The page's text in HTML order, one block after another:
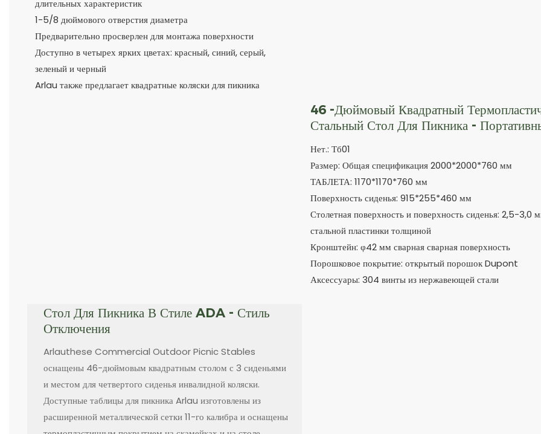
длительных характеристик
1-5/8 дюймового отверстия диаметра
Предварительно просверлен для монтажа поверхности
Доступно в четырех ярких цветах: красный, синий, серый,
зеленый и черный
Arlau также предлагает квадратные коляски для пикника
46 -дюймовый Квадратный
Стальный Стол Для Пикника -
Нет.: Тб01
Размер: Общая спецификация 2000*2000*760 мм
ТАБЛЕТА: 1170*1170*760 мм
Поверхность сиденья: 915*255*460 мм
Столетная поверхность и поверхность сиденья: 2,5-3,0
стальной пластинки толщиной
Кронштейн: φ42 мм сварная сварная поверхность
Порошковое покрытие: открытый порошок Dupont
Аксессуары: 304 винты из нержавеющей стали
Стол Для Пикника В Стиле ADA - Стиль
Отключения
Arlauthese Commercial Outdoor Picnic Stables
оснащены 46-дюймовым квадратным столом с 3 сиденьями
и местом для четвертого сиденья инвалидной коляски.
Доступные таблицы для пикника Arlau изготовлены из
расширенной металлической сетки 11-го калибра и оснащены